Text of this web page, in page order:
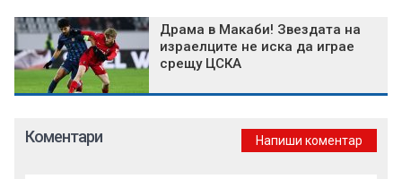
Драма в Макаби! Звездата на
израелците не иска да играе
срещу ЦСКА
Коментари Напиши коментар